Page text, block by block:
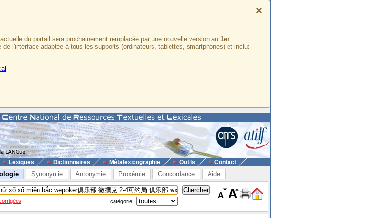
×
du portail sera prochainement remplacée par une nouvelle version au 1er
de l'interface adaptée à tous les supports (ordinateurs, tablettes, smartphones) et inclut
Lexiques Dictionnaires Métalexicographie Outils Contact
Synonymie Antonymie Proxémie Concordance Aide
catégorie :